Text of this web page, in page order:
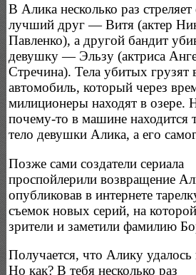
В Алика несколько раз стреляет
лучший друг — Витя (актер
Павленко), а другой бандит
девушку — Эльзу (актриса
Стречина). Тела убитых грузят
автомобиль, который через
милиционеры находят в озере.
почему-то в машине находится
тело девушки Алика, а его
Позже сами создатели сериала
проспойлерили возвращение
опубликовав в интернете
съемок новых серий, на которой
зрители и заметили фамилию
Получается, что Алику
Но как? В тебя несколько раз